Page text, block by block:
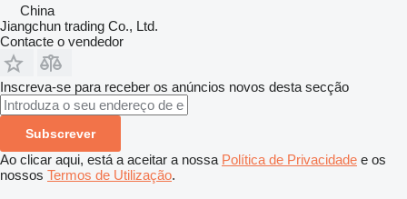
China
Jiangchun trading Co., Ltd.
Contacte o vendedor
Inscreva-se para receber os anúncios novos desta secção
Subscrever
Ao clicar aqui, está a aceitar a nossa Política de Privacidade e os
nossos Termos de Utilização.